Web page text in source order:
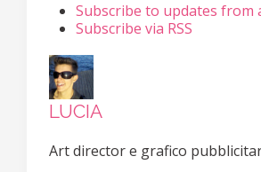
Subscribe to updates from
Subscribe via RSS
LUCIA
Art director e grafico